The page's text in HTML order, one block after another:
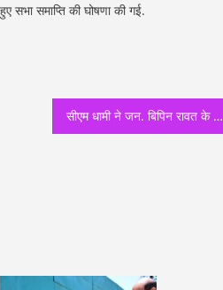
सभा समाप्ति की घोषणा की गई.
सीएम धामी ने जन. बिपिन रावत के आवास पर परिजनों से भेंटकर शोक संवेदना प्रकट की